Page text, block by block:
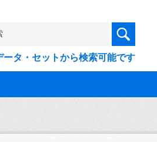
ータ・セットから検索可能です